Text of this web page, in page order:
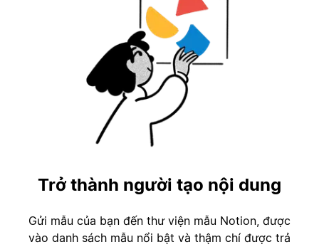
Trở thành người tạo nội dung
Gửi mẫu của bạn đến thư viện mẫu Notion, được
vào danh sách mẫu nổi bật và thậm chí được trả